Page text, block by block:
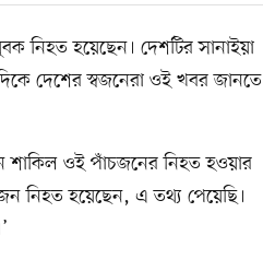
নিহত হয়েছেন। দেশটির সানাইয়া
দেশের স্বজনেরা ওই খবর জানতে
শাকিল ওই পাঁচজনের নিহত হওয়ার
নিহত হয়েছেন, এ তথ্য পেয়েছি।